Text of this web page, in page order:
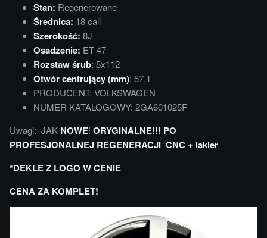
Stan: Regenerowane
Średnica: 18 cali
Szerokość: 8J
Osadzenie: ET 47
Rozstaw śrub: 5x112
Otwór centrujący (mm): 57,1
PRODUCENT: VOLKSWAGEN
NUMER KATALOGOWY: 2GA601025F
Uwagi: JAK NOWE! ORYGINALNE!!! PO
PROFESJONALNEJ REGENERACJI CNC + lakier
*DEKLE Z LOGO W CENIE
CENA ZA KOMPLET!